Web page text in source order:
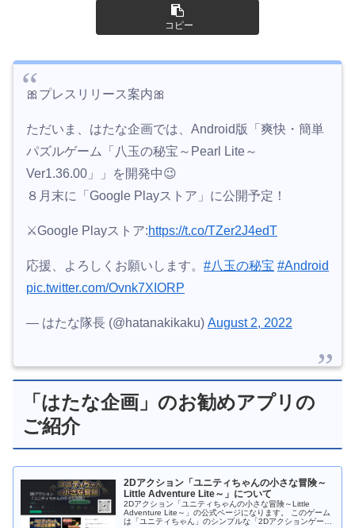
コピー
🎀プレスリリース案内🎀
ただいま、はたな企画では、Android版「爽快・簡単
パズルゲーム「八玉の秘宝～Pearl Lite～
Ver1.36.00」」を開発中😉
８月末に「Google Playストア」に公開予定！
⚔️Google Playストア:https://t.co/TZer2J4edT
応援、よろしくお願いします。 #八玉の秘宝 #Android
pic.twitter.com/Ovnk7XIORP
— はたな隊長 (@hatanakikaku) August 2, 2022
「はたな企画」のお勧めアプリの
ご紹介
2Dアクション「ユニティちゃんの小さな冒険～
Little Adventure Lite～」について
2Dアクション「ユニティちゃんの小さな冒険～Little
Adventure Lite～」の公式ページになります。 このゲーム
は「ユニティちゃん」のシンプルな「2Dアクションゲー